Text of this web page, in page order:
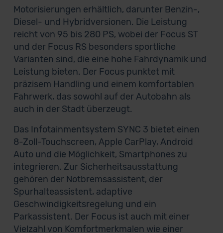
Motorisierungen erhältlich, darunter Benzin-,
Diesel- und Hybridversionen. Die Leistung
reicht von 95 bis 280 PS, wobei der Focus ST
und der Focus RS besonders sportliche
Varianten sind, die eine hohe Fahrdynamik und
Leistung bieten. Der Focus punktet mit
präzisem Handling und einem komfortablen
Fahrwerk, das sowohl auf der Autobahn als
auch in der Stadt überzeugt.
Das Infotainmentsystem SYNC 3 bietet einen
8-Zoll-Touchscreen, Apple CarPlay, Android
Auto und die Möglichkeit, Smartphones zu
integrieren. Zur Sicherheitsausstattung
gehören der Notbremsassistent, der
Spurhalteassistent, adaptive
Geschwindigkeitsregelung und ein
Parkassistent. Der Focus ist auch mit einer
Vielzahl von Komfortmerkmalen wie einer